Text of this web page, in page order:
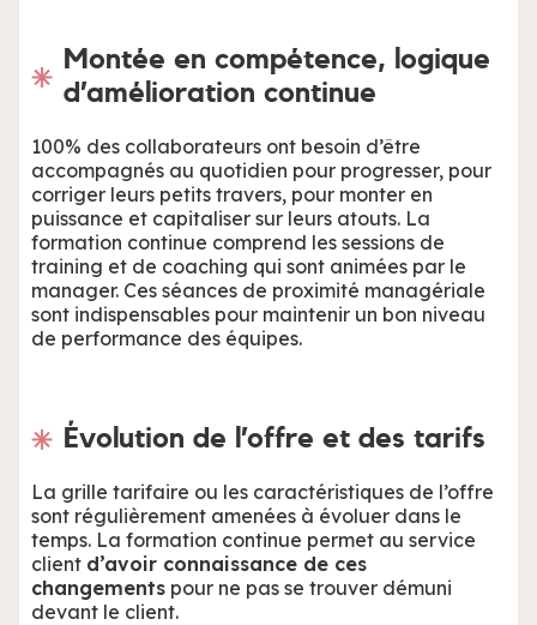
Montée en compétence, logique
d’amélioration continue
100% des collaborateurs ont besoin d’être
accompagnés au quotidien pour progresser, pour
corriger leurs petits travers, pour monter en
puissance et capitaliser sur leurs atouts. La
formation continue comprend les sessions de
training et de coaching qui sont animées par le
manager. Ces séances de proximité managériale
sont indispensables pour maintenir un bon niveau
de performance des équipes.
Évolution de l’offre et des tarifs
La grille tarifaire ou les caractéristiques de l’offre
sont régulièrement amenées à évoluer dans le
temps. La formation continue permet au service
client d’avoir connaissance de ces
changements pour ne pas se trouver démuni
devant le client.